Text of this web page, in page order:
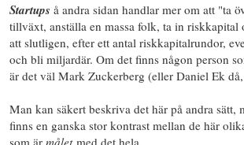
Startups å andra sidan handlar mer om att "ta
tillväxt, anställa en massa folk, ta in
att slutligen, efter ett antal riskkapitalrundor,
och bli miljardär. Om det finns någon person
är det väl Mark Zuckerberg (eller Daniel Ek
Man kan säkert beskriva det här på andra sätt,
finns en ganska stor kontrast mellan de här
som är måletmed det hela.